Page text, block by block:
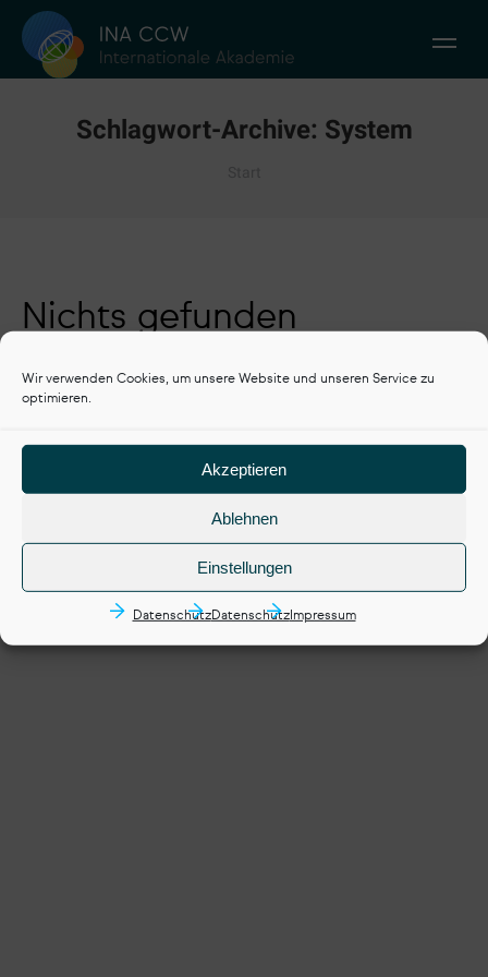
Wir verwenden Cookies, um unsere Website und unseren Service zu
optimieren.
Akzeptieren
Ablehnen
Einstellungen
DatenschutzDatenschutzImpressum
Schlagwort-Archive: System
Nichts gefunden
suchen. Vielleicht kann die Suche helfen.